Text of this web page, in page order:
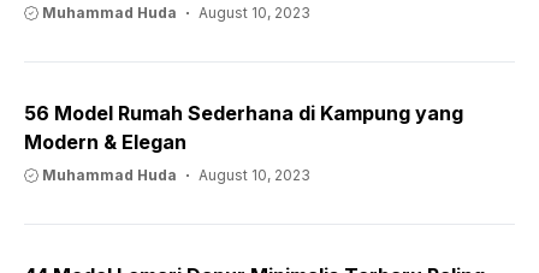
Muhammad Huda August 10, 2023
56 Model Rumah Sederhana di Kampung yang
Modern & Elegan
Muhammad Huda August 10, 2023